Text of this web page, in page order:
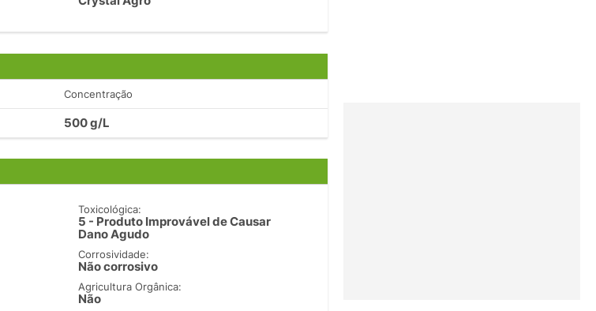
Concentração
500 g/L
Toxicológica:
5 - Produto Improvável de Causar
Dano Agudo
Corrosividade:
Não corrosivo
Agricultura Orgânica:
Não